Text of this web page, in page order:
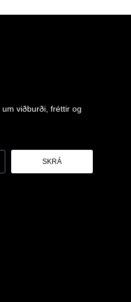
viðburði, fréttir og
SKRÁ